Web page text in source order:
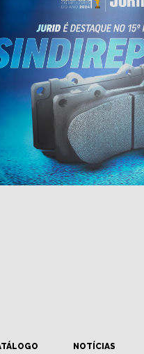
NOTÍCIAS